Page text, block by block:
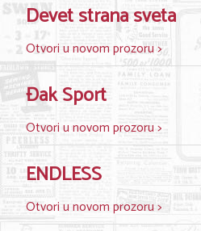
ADRESAR
Posao
Usluge
Nega lica i tela
Shopping
Sve za venčanje
Sve za decu
Devet strana sveta
Otvori u novom prozoru >
Đak Sport
Otvori u novom prozoru >
ENDLESS
Otvori u novom prozoru >